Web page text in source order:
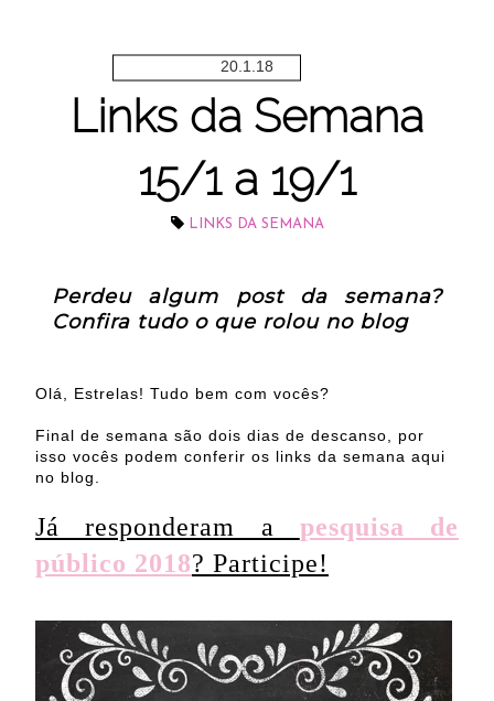
20.1.18
Links da Semana
15/1 a 19/1
LINKS DA SEMANA
Perdeu algum post da semana?
Confira tudo o que rolou no blog
Olá, Estrelas! Tudo bem com vocês?
Final de semana são dois dias de descanso, por
isso vocês podem conferir os links da semana aqui
no blog.
Já responderam a pesquisa de
público 2018? Participe!